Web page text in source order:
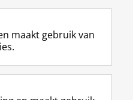
F
a
L
i
R
S
I
n
Y
o
maakt gebruik van